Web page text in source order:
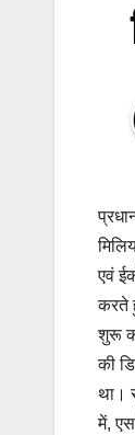
एवं
करते
शुरू
की
था।
में,